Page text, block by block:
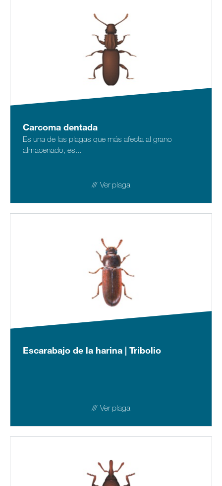
Carcoma dentada
Es una de las plagas que más afecta al grano
almacenado, es...
Ver plaga
Escarabajo de la harina | Tribolio
Ver plaga